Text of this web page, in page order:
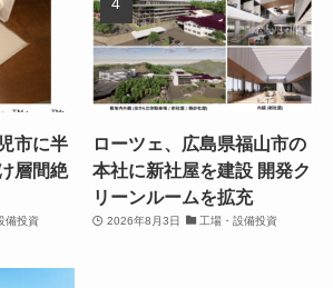
市に半
層間絶
備投資
ローツェ、広島県福山市の
本社に新社屋を建設 開発ク
リーンルームを拡充
2026年8月3日 工場・設備投資